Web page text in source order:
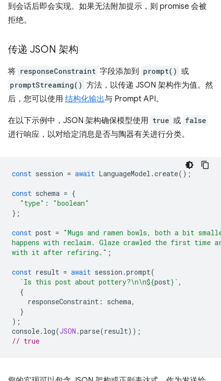
到会话后即会实现。如果无法附加提示，则 promise 会被
拒绝。
传递 JSON 架构
将 responseConstraint 字段添加到 prompt() 或
promptStreaming() 方法，以传递 JSON 架构作为值。然
后，您可以使用 结构化输出与 Prompt API。
在以下示例中，JSON 架构确保模型使用 true 或 false
进行响应，以对给定消息是否与陶器有关进行分类。
const session = await LanguageModel .create();
const schema = {
"type" :
"boolean"
};
const post = "Mugs and ramen bowls, both a bit
happens with reclaim. Glaze crawled the first time
with it after refiring." ;
const result = await session .prompt(
`Is this post about pottery?\n\n${post} ` ,
{
responseConstraint : schema,
}
);
console. log(JSON .parse(result));
// true